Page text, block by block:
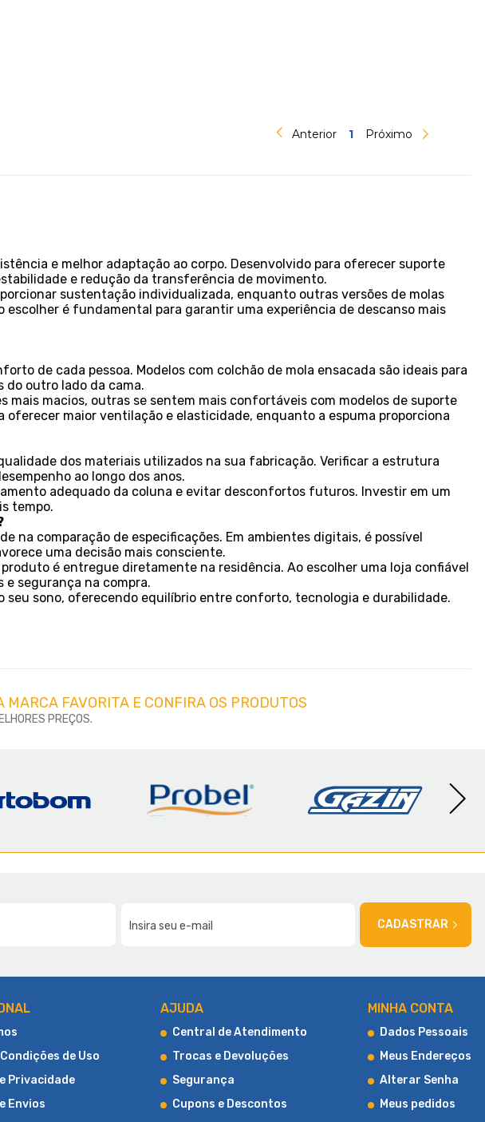
Anterior 1 Próximo
e melhor adaptação ao corpo. Desenvolvido para oferecer suporte
e redução da transferência de movimento.
sustentação individualizada, enquanto outras versões de molas
é fundamental para garantir uma experiência de descanso mais
de cada pessoa. Modelos com colchão de mola ensacada são ideais para
do outro lado da cama.
macios, outras se sentem mais confortáveis com modelos de suporte
oferecer maior ventilação e elasticidade, enquanto a espuma proporciona
dos materiais utilizados na sua fabricação. Verificar a estrutura
ao longo dos anos.
adequado da coluna e evitar desconfortos futuros. Investir em um
tempo.
na comparação de especificações. Em ambientes digitais, é possível
uma decisão mais consciente.
é entregue diretamente na residência. Ao escolher uma loja confiável
e segurança na compra.
seu sono, oferecendo equilíbrio entre conforto, tecnologia e durabilidade.
MARCA FAVORITA E CONFIRA OS PRODUTOS
PREÇOS.
HOME CADASTRAR
de Uso
Privacidade
Envios
AJUDA
Central de Atendimento
Trocas e Devoluções
Segurança
Cupons e Descontos
MINHA CONTA
Dados Pessoais
Meus Endereços
Alterar Senha
Meus pedidos